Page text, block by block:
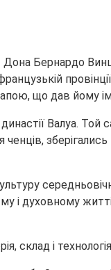
Бернардо
що дав йому
Валуа.
духовному